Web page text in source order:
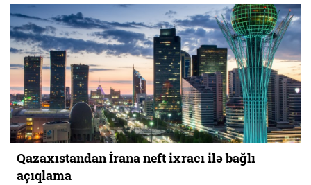
Qazaxıstandan İrana neft ixracı ilə bağlı
açıqlama